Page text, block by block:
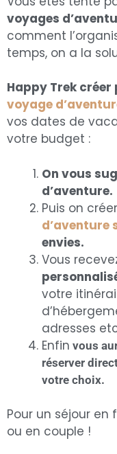
voyages
comment
temps, on a la
Happy Trek
voyage
vos dates de
votre budget :
On vous
d’aventure.
Puis on
d’aventure
envies.
Vous
votre
adresses
Enfin vous
réserver
votre choix.
Pour un séjour
ou en couple !